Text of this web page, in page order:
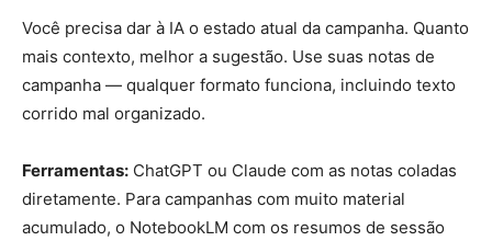
Você precisa dar à IA o estado atual da campanha. Quanto
mais contexto, melhor a sugestão. Use suas notas de
campanha — qualquer formato funciona, incluindo texto
corrido mal organizado.
Ferramentas: ChatGPT ou Claude com as notas coladas
diretamente. Para campanhas com muito material
acumulado, o NotebookLM com os resumos de sessão